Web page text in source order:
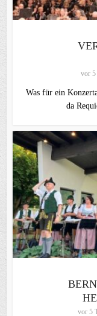
vor 5
Was für ein
da
vor 5